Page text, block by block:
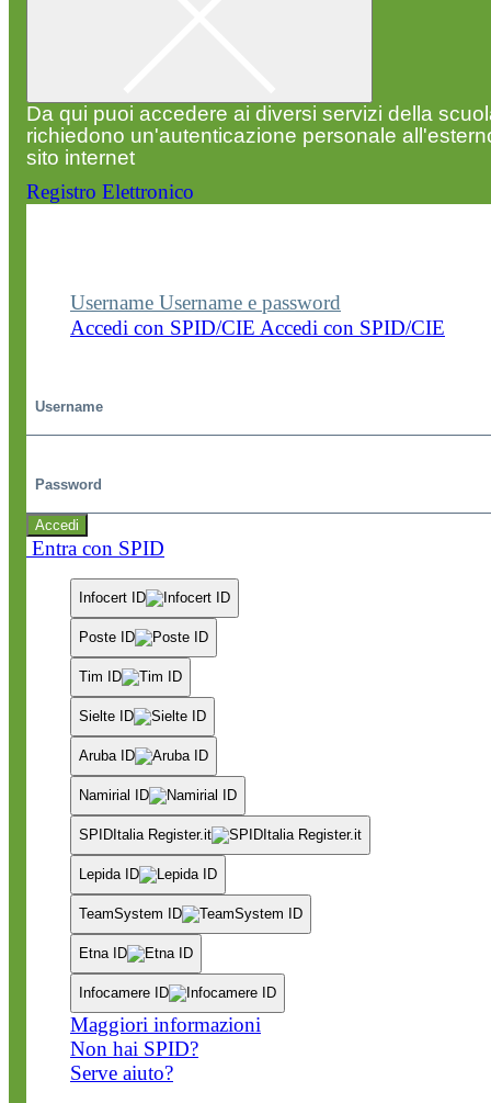
Da qui puoi accedere ai diversi servizi della
richiedono un'autenticazione personale
sito internet
Registro Elettronico
Username Username e password
Accedi con SPID/CIE Accedi con SPID/CIE
Accedi
Entra con SPID
Infocert ID
Poste ID
Tim ID
Sielte ID
Aruba ID
Namirial ID
SPIDItalia Register.it
Lepida ID
TeamSystem ID
Etna ID
Infocamere ID
Maggiori informazioni
Non hai SPID?
Serve aiuto?